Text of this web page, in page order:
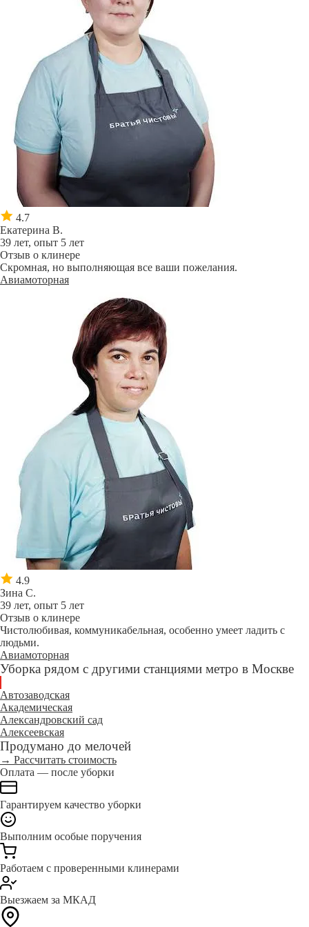
4.7
Екатерина В.
39 лет, опыт 5 лет
Отзыв о клинере
Скромная, но выполняющая все ваши пожелания.
Авиамоторная
4.9
Зина С.
39 лет, опыт 5 лет
Отзыв о клинере
Чистолюбивая, коммуникабельная, особенно умеет ладить с
людьми.
Авиамоторная
Уборка рядом с другими станциями метро в Москве
Автозаводская
Академическая
Александровский сад
Алексеевская
Продумано до мелочей
→ Рассчитать стоимость
Оплата — после уборки
Гарантируем качество уборки
Выполним особые поручения
Работаем с проверенными клинерами
Выезжаем за МКАД